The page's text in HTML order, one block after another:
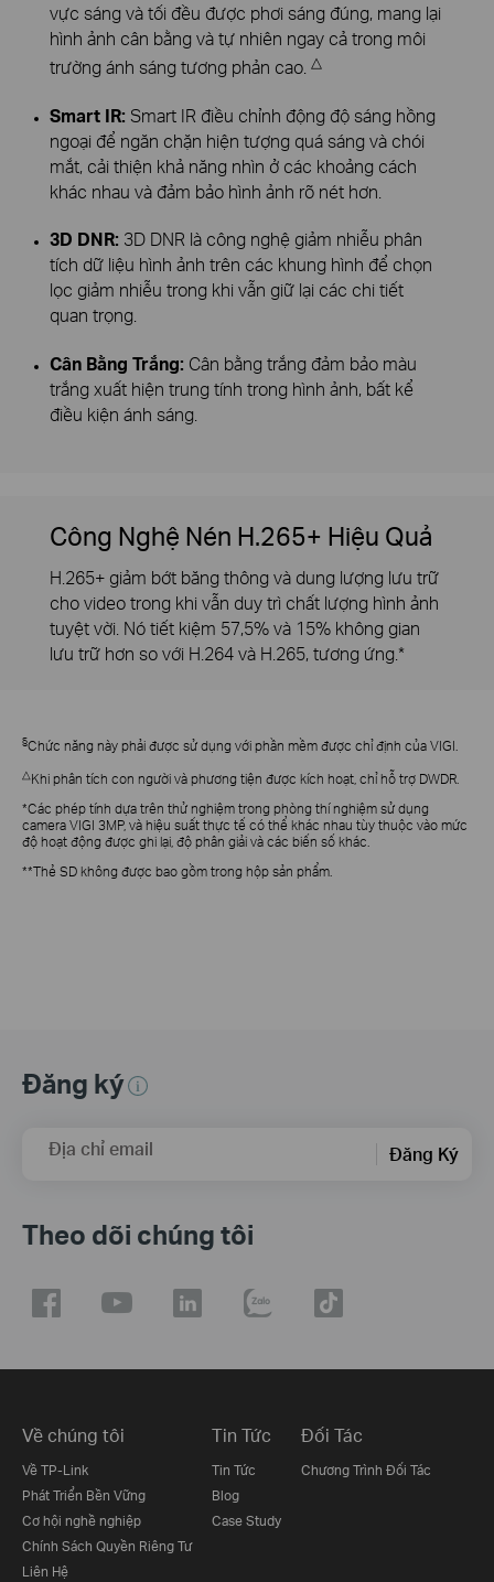
vực sáng và tối đều được phơi sáng đúng, mang lại
hình ảnh cân bằng và tự nhiên ngay cả trong môi
trường ánh sáng tương phản cao. △
Smart IR: Smart IR điều chỉnh động độ sáng hồng
ngoại để ngăn chặn hiện tượng quá sáng và chói
mắt, cải thiện khả năng nhìn ở các khoảng cách
khác nhau và đảm bảo hình ảnh rõ nét hơn.
3D DNR: 3D DNR là công nghệ giảm nhiễu phân
tích dữ liệu hình ảnh trên các khung hình để chọn
lọc giảm nhiễu trong khi vẫn giữ lại các chi tiết
quan trọng.
Cân Bằng Trắng: Cân bằng trắng đảm bảo màu
trắng xuất hiện trung tính trong hình ảnh, bất kể
điều kiện ánh sáng.
Công Nghệ Nén H.265+ Hiệu Quả
H.265+ giảm bớt băng thông và dung lượng lưu trữ
cho video trong khi vẫn duy trì chất lượng hình ảnh
tuyệt vời. Nó tiết kiệm 57,5% và 15% không gian
lưu trữ hơn so với H.264 và H.265, tương ứng.*
§Chức năng này phải được sử dụng với phần mềm được chỉ định của VIGI.
△Khi phân tích con người và phương tiện được kích hoạt, chỉ hỗ trợ DWDR.
*Các phép tính dựa trên thử nghiệm trong phòng thí nghiệm sử dụng
camera VIGI 3MP, và hiệu suất thực tế có thể khác nhau tùy thuộc vào mức
độ hoạt động được ghi lại, độ phân giải và các biến số khác.
**Thẻ SD không được bao gồm trong hộp sản phẩm.
Đăng ký
Địa chỉ email Đăng Ký
Theo dõi chúng tôi
Về chúng tôi
Về TP-Link
Phát Triển Bền Vững
Cơ hội nghề nghiệp
Chính Sách Quyền Riêng Tư
Liên Hệ
Tin Tức
Tin Tức
Blog
Case Study
Đối Tác
Chương Trình Đối Tác